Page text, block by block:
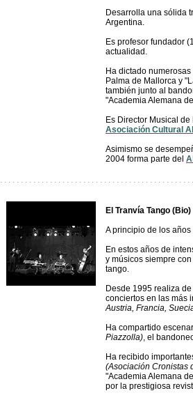
Desarrolla una sólida
Argentina.
Es profesor fundador
actualidad.
Ha dictado
Palma de Mallorca y
también junto al
"Academia Alemana
Es Director Musical
Asociación Cultural
Asimismo se
2004 forma parte del
. . . . . . . . . . . . . . . . . . . . . . . . . . . . . . . . . . . . . . . . . . . . .
El Tranvía Tango (Bio)
A principio de los
En estos años de
y músicos siempre
tango.
Desde 1995 realiza
conciertos en las más
Austria, Francia,
Ha compartido
Piazzolla), el
Ha recibido
(Asociación Cronistas
"Academia Alemana
por la prestigiosa